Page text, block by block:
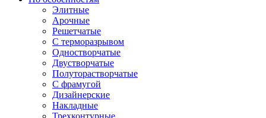
Элитные
Арочные
Решетчатые
С терморазрывом
Одностворчатые
Двустворчатые
Полуторастворчатые
С фрамугой
Дизайнерские
Накладные